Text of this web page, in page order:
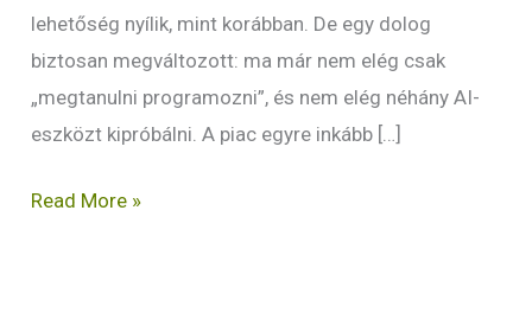
lehetőség nyílik, mint korábban. De egy dolog
biztosan megváltozott: ma már nem elég csak
„megtanulni programozni”, és nem elég néhány AI-
eszközt kipróbálni. A piac egyre inkább […]
Read More »